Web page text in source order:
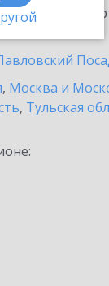
, Москва и
, Тульская